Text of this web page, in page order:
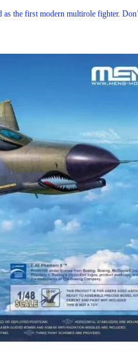
as the first modern multirole fighter.